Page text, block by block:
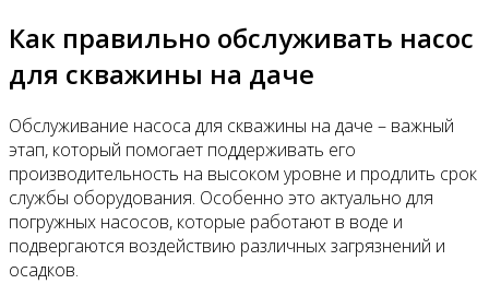
Как правильно обслуживать насос
для скважины на даче
Обслуживание насоса для скважины на даче – важный
этап, который помогает поддерживать его
производительность на высоком уровне и продлить срок
службы оборудования. Особенно это актуально для
погружных насосов, которые работают в воде и
подвергаются воздействию различных загрязнений и
осадков.